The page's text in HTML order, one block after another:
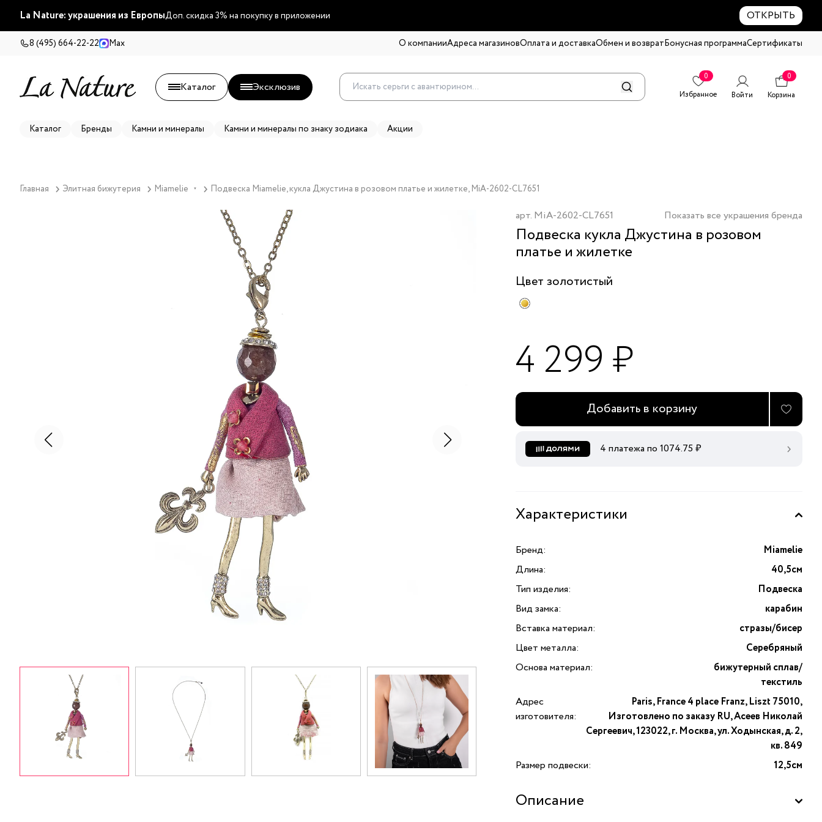
La Nature: украшения из ЕвропыДоп. скидка 3% на покупку в приложении ОТКРЫТЬ
8 (495) 664-22-22 Max О компанииАдреса магазиновОплата и доставкаОбмен и возвратБонусная программаСертификаты
Каталог Эксклюзив
0
Избранное
Войти
0
Корзина
Каталог Бренды Камни и минералы Камни и минералы по знаку зодиака Акции
Главная Элитная бижутерия Miamelie ▼ Подвеска Miamelie, кукла Джустина в розовом платье и жилетке, MiA-2602-CL7651
арт. MiA-2602-CL7651 Показать все украшения бренда
Подвеска кукла Джустина в розовом
платье и жилетке
Цвет золотистый
4 299 ₽
Добавить в корзину
4 платежа по 1074.75 ₽
Характеристики
Бренд:
Miamelie
Длина:
40,5см
Тип изделия:
Подвеска
Вид замка:
карабин
Вставка материал:
стразы/бисер
Цвет металла:
Серебряный
Основа материал:
бижутерный сплав/
текстиль
Адрес
изготовителя:
Paris, France 4 place Franz, Liszt 75010,
Изготовлено по заказу RU, Асеев Николай
Сергеевич, 123022, г. Москва, ул. Ходынская, д. 2,
кв. 849
Размер подвески:
12,5см
Описание